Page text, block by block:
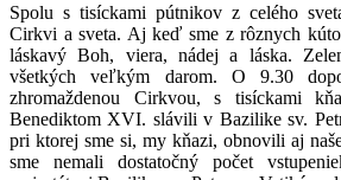
Spolu s tisíckami pútnikov z celého
Cirkvi a sveta. Aj keď sme z rôznych
láskavý Boh, viera, nádej a láska.
všetkých veľkým darom. O 9.30
zhromaždenou Cirkvou, s tisíckami
Benediktom XVI. slávili v Bazilike sv.
pri ktorej sme si, my kňazi, obnovili aj
sme nemali dostatočný počet